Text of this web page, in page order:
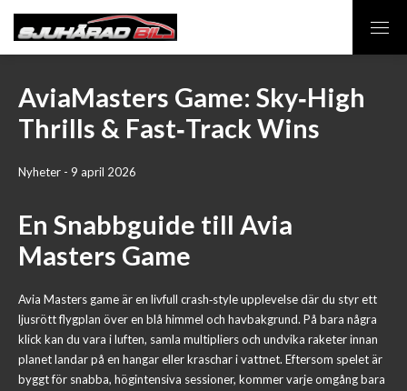
AviaMasters Game: Sky‑High
Thrills & Fast‑Track Wins
Nyheter - 9 april 2026
En Snabbguide till Avia
Masters Game
Avia Masters game är en livfull crash‑style upplevelse där du styr ett
ljusrött flygplan över en blå himmel och havbakgrund. På bara några
klick kan du vara i luften, samla multipliers och undvika raketer innan
planet landar på en hangar eller kraschar i vattnet. Eftersom spelet är
byggt för snabba, högintensiva sessioner, kommer varje omgång bara